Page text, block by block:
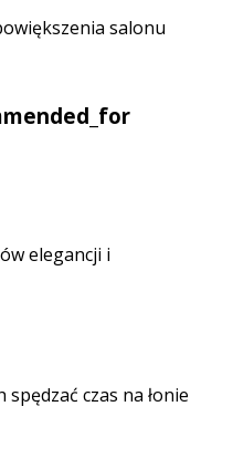
salonu
elegancji i
spędzać czas na łonie